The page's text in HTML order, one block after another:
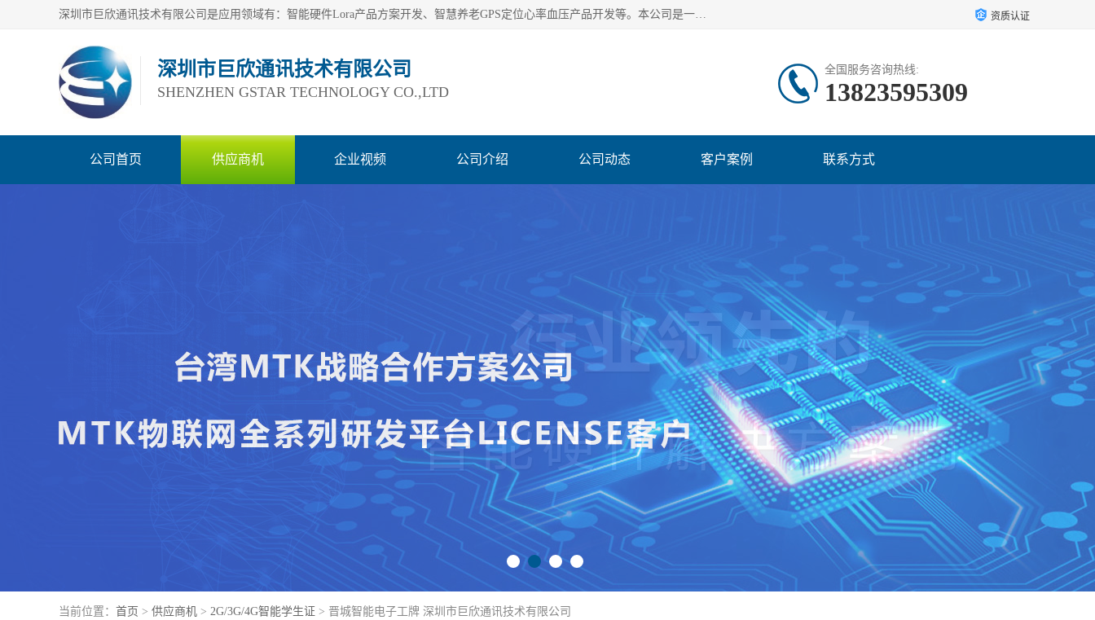
深圳市巨欣通讯技术有限公司是应用领域有：智能硬件Lora产品方案开发、智慧养老GPS定位心率血压产品开发等。本公司是一家民营高新技术企业、行业成员之一的智能硬件方案提供商，公司致力于为智能物联领域提供硬件解决方案。公司可满足不同类型客户采购需要，巨欣通讯切身体会客户对服务及时性的要求，建立了完善的售后服务系统，运用先进的互联网工具为客户提供及时、周到的服务！ 资质认证
深圳市巨欣通讯技术有限公司
SHENZHEN GSTAR TECHNOLOGY CO.,LTD
全国服务咨询热线:
13823595309
公司首页 供应商机 企业视频 公司介绍 公司动态 客户案例 联系方式
当前位置： 首页 > 供应商机 > 2G/3G/4G智能学生证 > 晋城智能电子工牌 深圳市巨欣通讯技术有限公司